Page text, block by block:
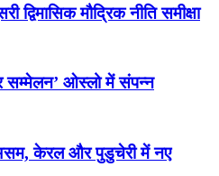
24 जुलाई 2026
जुलाई 2026
जुलाई 2026
द्विमासिक मौद्रिक नीति समीक्षा
सम्मेलन’ ओस्लो में संपन्न
केरल और पुडुचेरी में नए